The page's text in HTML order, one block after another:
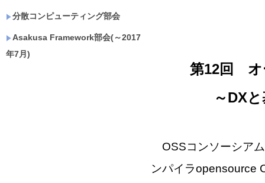
分散コンピューティング部会
Asakusa Framework部会(～2017
年7月)
第12回 オ
～DXと
OSSコンソーシア
ンパイラopensource